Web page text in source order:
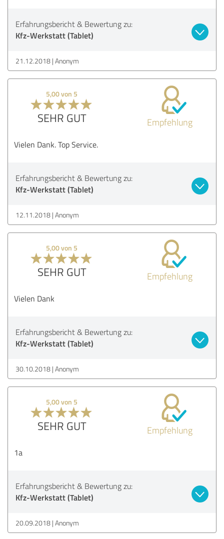
Erfahrungsbericht & Bewertung zu:
Kfz-Werkstatt (Tablet)
21.12.2018 Anonym
5,00 von 5
SEHR GUT Empfehlung
Vielen Dank. Top Service.
Erfahrungsbericht & Bewertung zu:
Kfz-Werkstatt (Tablet)
12.11.2018 Anonym
5,00 von 5
SEHR GUT Empfehlung
Vielen Dank
Erfahrungsbericht & Bewertung zu:
Kfz-Werkstatt (Tablet)
30.10.2018 Anonym
5,00 von 5
SEHR GUT Empfehlung
1a
Erfahrungsbericht & Bewertung zu:
Kfz-Werkstatt (Tablet)
20.09.2018 Anonym